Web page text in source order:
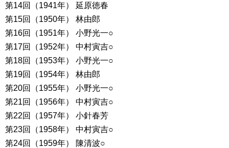
第14回（1941年） 延原徳春
第15回（1950年） 林由郎
第16回（1951年） 小野光一○
第17回（1952年） 中村寅吉○
第18回（1953年） 小野光一○
第19回（1954年） 林由郎
第20回（1955年） 小野光一○
第21回（1956年） 中村寅吉○
第22回（1957年） 小針春芳
第23回（1958年） 中村寅吉○
第24回（1959年） 陳清波○